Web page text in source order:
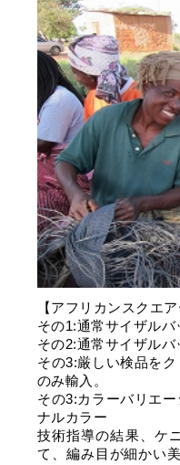
【アフリカンスクエ
その1:通常サイザル
その2:通常サイザル
その3:厳しい検品を
のみ輸入。
その3:カラーバリエ
ナルカラー
技術指導の結果、ケ
て、編み目が細かい